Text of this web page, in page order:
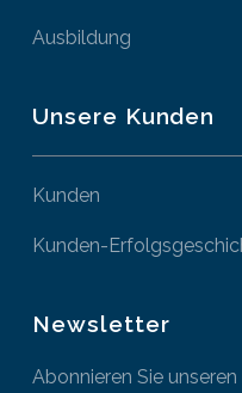
Ausbildung
Unsere Kunden
Kunden
Kunden-
Newsletter
Abonnieren Sie